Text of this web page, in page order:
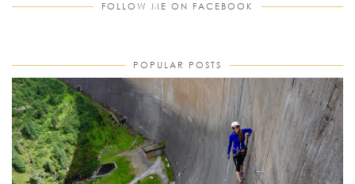
FOLLOW ME ON FACEBOOK
POPULAR POSTS